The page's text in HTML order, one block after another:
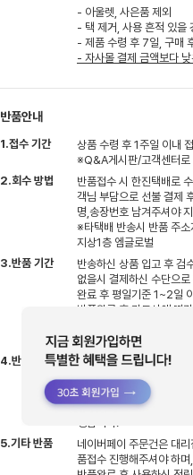
- 아울렛, 사은품 제외
- 택 제거, 사용 흔적 있을
- 제품 수령 후 7일, 구매
- 자사몰 결제 금액보다
반품안내
1.접수 기간
상품 수령 후 1주일 이내
※Q&A게시판/고객센터로
2.회수 방법
반품접수 시 한진택배로
객님 부담으로 선불 결제
명,송장번호 남겨주셔야
※타택배 반송시 반품 주
지상1층 엠글로벌
3.반품 기간
반송하신 상품 입고 후 검
없을시 결제하신 수단으
완료 후 평일기준 1~2일
반품완료 후 카드사에 따
장으로 결제하신 고객님
금주명 남겨주세요
4.반품 배송비
부분반품시엔 배송비
합니다. 배송비는 환불금
동봉하지 말아주세요(동봉
1회 사이즈 무료 교환 받
5.기타 반품
네이버페이 주문건은 대
품접수 진행해주셔야 하